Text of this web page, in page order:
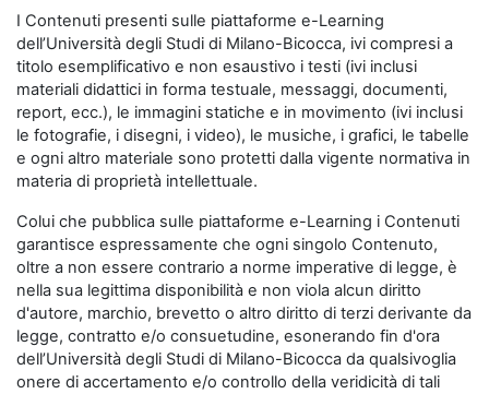
I Contenuti presenti sulle piattaforme e-Learning
dell’Università degli Studi di Milano-Bicocca, ivi compresi a
titolo esemplificativo e non esaustivo i testi (ivi inclusi
materiali didattici in forma testuale, messaggi, documenti,
report, ecc.), le immagini statiche e in movimento (ivi inclusi
le fotografie, i disegni, i video), le musiche, i grafici, le tabelle
e ogni altro materiale sono protetti dalla vigente normativa in
materia di proprietà intellettuale.
Colui che pubblica sulle piattaforme e-Learning i Contenuti
garantisce espressamente che ogni singolo Contenuto,
oltre a non essere contrario a norme imperative di legge, è
nella sua legittima disponibilità e non viola alcun diritto
d'autore, marchio, brevetto o altro diritto di terzi derivante da
legge, contratto e/o consuetudine, esonerando fin d'ora
dell’Università degli Studi di Milano-Bicocca da qualsivoglia
onere di accertamento e/o controllo della veridicità di tali